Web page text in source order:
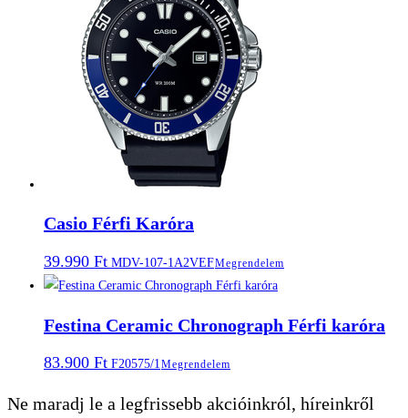
Casio Férfi Karóra
39.990 Ft MDV-107-1A2VEFMegrendelem
Festina Ceramic Chronograph Férfi karóra
83.900 Ft F20575/1Megrendelem
Ne maradj le a legfrissebb akcióinkról, híreinkről